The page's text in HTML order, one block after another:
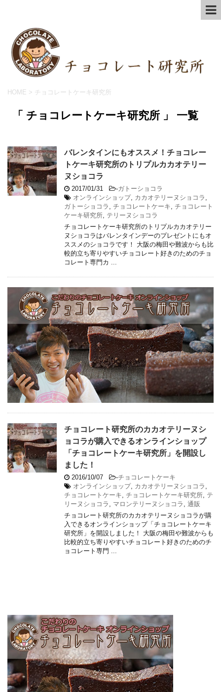
HOME > チョコレートケーキ研究所
「 チョコレートケーキ研究所 」 一覧
バレンタインにもオススメ！チョコレー
トケーキ研究所のトリプルカカオテリー
ヌショコラ
2017/01/31 -ガトーショコラ
オンラインショップ, カカオテリーヌショコラ
ガトーショコラ
チョコレートケーキ チョコレート
ケーキ研究所 テリーヌショコラ
チョコレートケーキ研究所のトリプルカカオテリー
ヌショコラはバレンタインデーのプレゼントにもオ
ススメのショコラです！ 大阪の梅田や難波からも比
較的立ち寄りやすいチョコレート好きのためのチョ
コレート専門カ ...
チョコレート研究所のカカオテリーヌシ
ョコラが購入できるオンラインショップ
「チョコレートケーキ研究所」を開設し
ました！
2016/10/07 -チョコレートケーキ
オンラインショップ, カカオテリーヌショコラ ,
チョコレートケーキ, チョコレートケーキ研究所, テ
リーヌショコラ , マロンテリーヌショコラ , 通販
チョコレート研究所のカカオテリーヌショコラが購
入できるオンラインショップ「チョコレートケーキ
研究所」を開設しました！ 大阪の梅田や難波からも
比較的立ち寄りやすいチョコレート好きのためのチ
ョコレート専門 ...